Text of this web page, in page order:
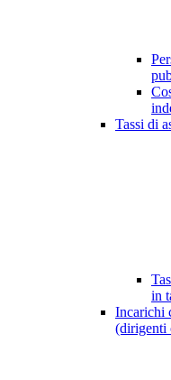
Tassi di
in
Incarichi
(dirigenti